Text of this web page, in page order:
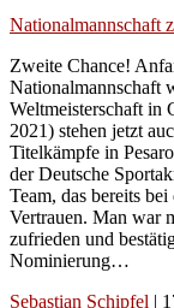
Nationalmannschaft
Zweite Chance!
Nationalmannschaft
Weltmeisterschaft in
2021) stehen jetzt
Titelkämpfe in
der Deutsche
Team, das bereits
Vertrauen. Man war
zufrieden und
Nominierung…
Sebastian Schipfel |